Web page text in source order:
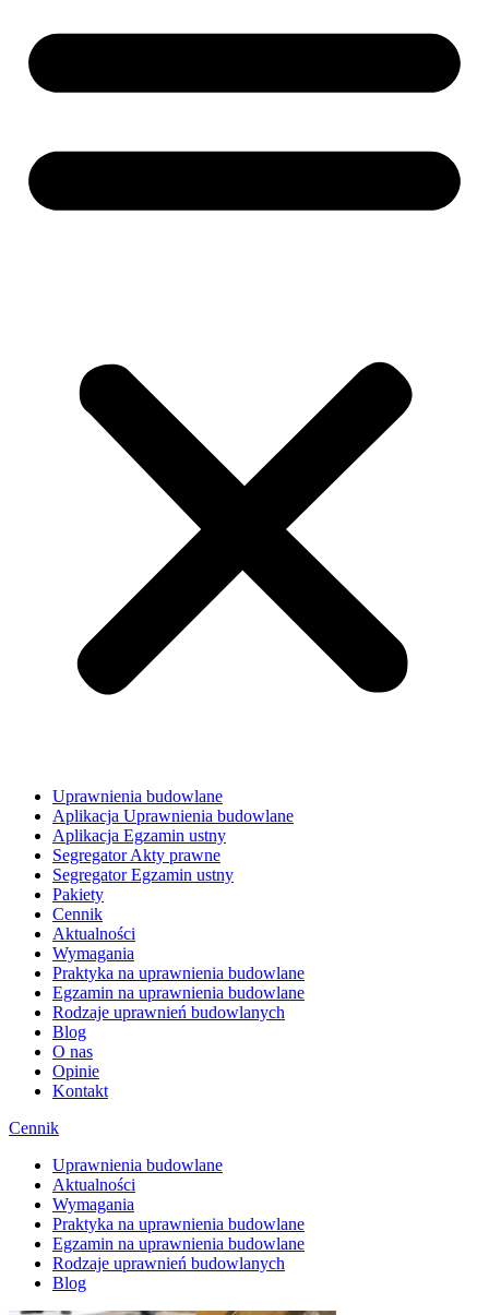
Uprawnienia budowlane
Aplikacja Uprawnienia budowlane
Aplikacja Egzamin ustny
Segregator Akty prawne
Segregator Egzamin ustny
Pakiety
Cennik
Aktualności
Wymagania
Praktyka na uprawnienia budowlane
Egzamin na uprawnienia budowlane
Rodzaje uprawnień budowlanych
Blog
O nas
Opinie
Kontakt
Cennik
Uprawnienia budowlane
Aktualności
Wymagania
Praktyka na uprawnienia budowlane
Egzamin na uprawnienia budowlane
Rodzaje uprawnień budowlanych
Blog